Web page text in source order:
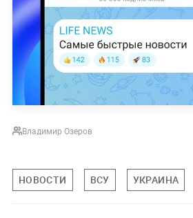
Владимир Озеров
НОВОСТИ ВСУ УКРАИНА